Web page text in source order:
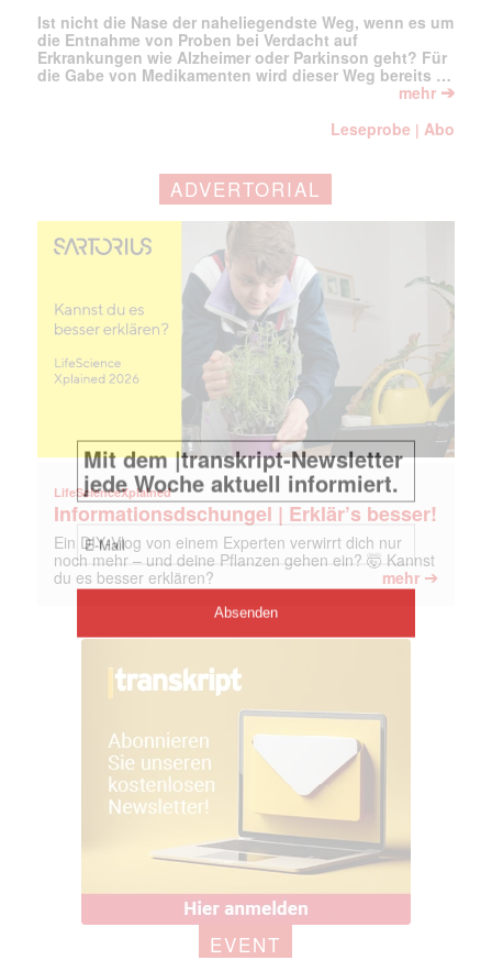
Ist nicht die Nase der naheliegendste Weg, wenn es um
die Entnahme von Proben bei Verdacht auf
Erkrankungen wie Alzheimer oder Parkinson geht? Für
die Gabe von Medikamenten wird dieser Weg bereits …
mehr ➔
Leseprobe |Abo
ADVERTORIAL
LifeScienceXplained
Informationsdschungel | Erklär’s besser!
Ein DIY‑Vlog von einem Experten verwirrt dich nur
noch mehr – und deine Pflanzen gehen ein? 🤯 Kannst
du es besser erklären?
mehr ➔
EVENT